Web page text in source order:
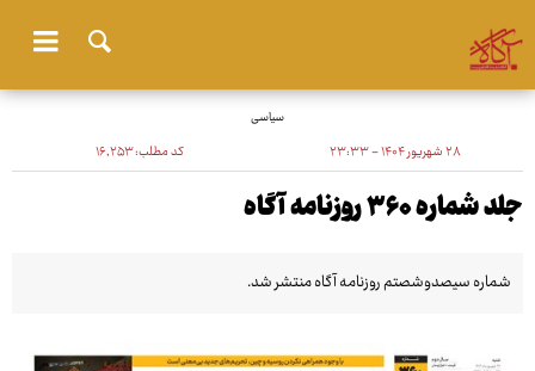
سیاسی
۲۸ شهریور ۱۴۰۴ - ۲۳:۳۳ کد مطلب:۱۶٬۲۵۳
جلد شماره ۳۶۰ روزنامه آگاه
شماره سیصدوشصتم روزنامه آگاه منتشر شد.